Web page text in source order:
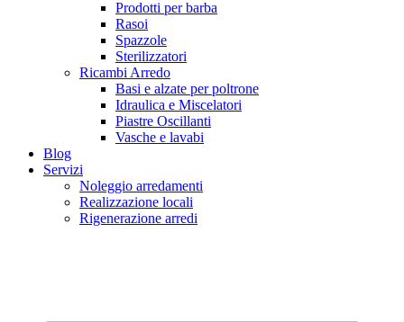
Prodotti per barba
Rasoi
Spazzole
Sterilizzatori
Ricambi Arredo
Basi e alzate per poltrone
Idraulica e Miscelatori
Piastre Oscillanti
Vasche e lavabi
Blog
Servizi
Noleggio arredamenti
Realizzazione locali
Rigenerazione arredi